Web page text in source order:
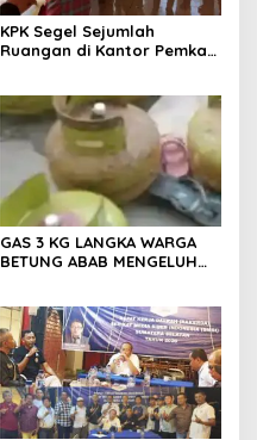
KPK Segel Sejumlah
Ruangan di Kantor Pemkab
GAS 3 KG LANGKA WARGA
BETUNG ABAB MENGELUH